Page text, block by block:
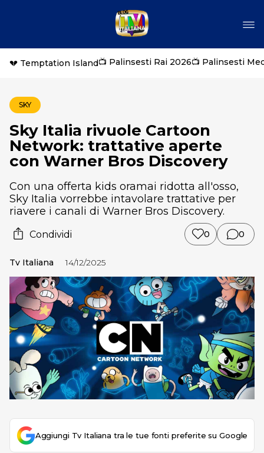
💔 Temptation Island📺 Palinsesti Rai 2026📺 Palinsesti
SKY
Sky Italia rivuole Cartoon
Network: trattative aperte
con Warner Bros Discovery
Con una offerta kids oramai ridotta all'osso,
Sky Italia vorrebbe intavolare trattative per
riavere i canali di Warner Bros Discovery.
Condividi 0 0
Tv Italiana 14/12/2025
Aggiungi Tv Italiana tra le tue fonti preferite su Google